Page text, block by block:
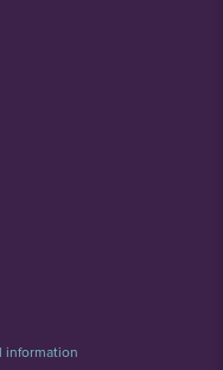
information